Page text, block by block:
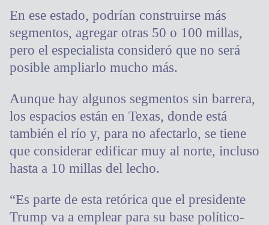
En ese estado, podrían construirse más
segmentos, agregar otras 50 o 100 millas,
pero el especialista consideró que no será
posible ampliarlo mucho más.
Aunque hay algunos segmentos sin barrera,
los espacios están en Texas, donde está
también el río y, para no afectarlo, se tiene
que considerar edificar muy al norte, incluso
hasta a 10 millas del lecho.
“Es parte de esta retórica que el presidente
Trump va a emplear para su base político-